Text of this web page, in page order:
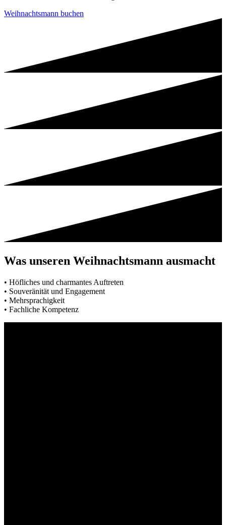
Weihnachtsmann buchen
Was unseren Weihnachtsmann ausmacht
• Höfliches und charmantes Auftreten
• Souveränität und Engagement
• Mehrsprachigkeit
• Fachliche Kompetenz